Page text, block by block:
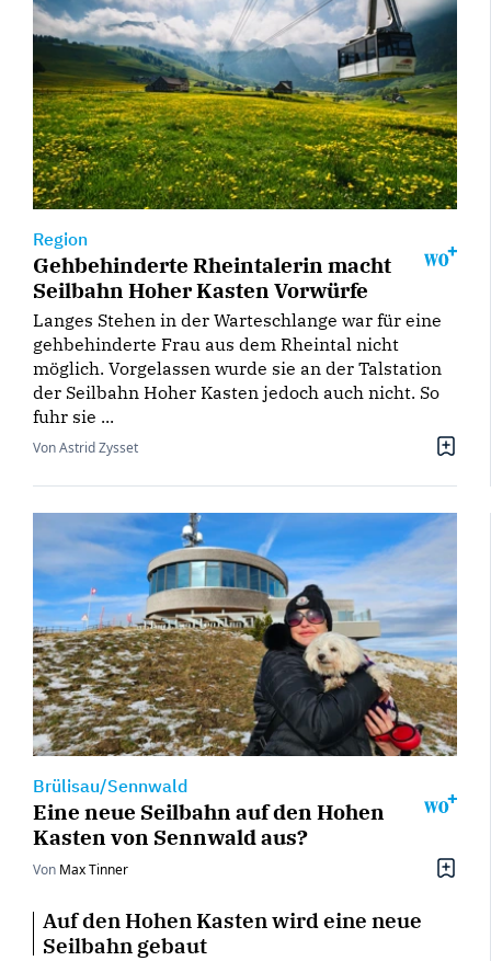
Region
Gehbehinderte Rheintalerin macht
Seilbahn Hoher Kasten Vorwürfe
Langes Stehen in der Warteschlange war für eine
gehbehinderte Frau aus dem Rheintal nicht
möglich. Vorgelassen wurde sie an der Talstation
der Seilbahn Hoher Kasten jedoch auch nicht. So
fuhr sie ...
Von Astrid Zysset
Brülisau/Sennwald
Eine neue Seilbahn auf den Hohen
Kasten von Sennwald aus?
Von Max Tinner
Auf den Hohen Kasten wird eine neue
Seilbahn gebaut